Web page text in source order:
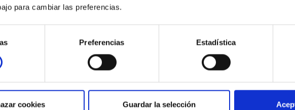
para cambiar las preferencias.
Preferencias Estadística
cookies Guardar la selección
¿No tienes cuenta?
política de privacidad
y términos del servicio